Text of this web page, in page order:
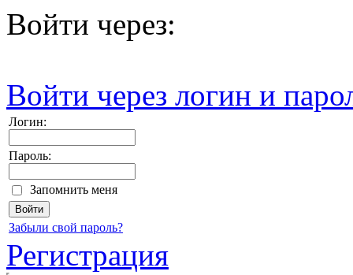
Войти через:
Войти через логин и
Логин:
Пароль:
Запомнить меня
Забыли свой пароль?
Регистрация